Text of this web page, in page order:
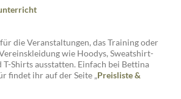
die Veranstaltungen, das Training oder
wie Hoodys, Sweatshirt-
T-Shirts ausstatten. Einfach bei Bettina
findet ihr auf der Seite „Preisliste&